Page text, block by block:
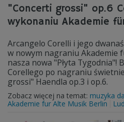
"Concerti grossi" op.6
wykonaniu Akademie
Arcangelo Corelli i jego
w nowym nagraniu Akademie
nasza nowa "Płyta Tygodnia"!
Corellego po nagraniu
grossi" Haendla op.3 i op.6.
Zobacz więcej na temat: muzyka
Akademie fur Alte Musik Berlin